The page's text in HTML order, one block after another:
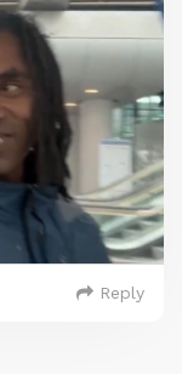
Reply